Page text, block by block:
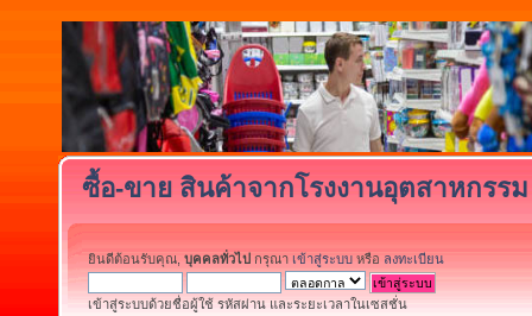
ซื้อ-ขาย สินค้าจากโรงงานอุตสาหกรร
ยินดีต้อนรับคุณ, บุคคลทั่วไป กรุณา เข้าสู่ระบบ หรือ ลงทะเบียน
เข้าสู่ระบบด้วยชื่อผู้ใช้ รหัสผ่าน และระยะเวลาในเซสชั่น